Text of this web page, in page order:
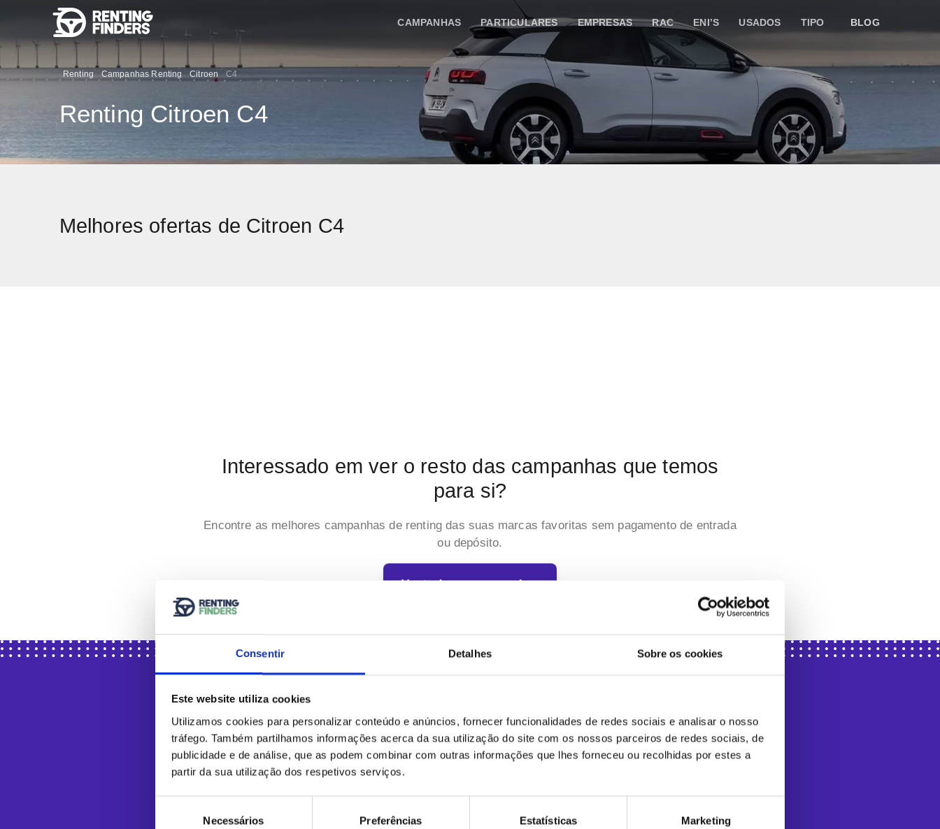
Consentir Detalhes Sobre os cookies
Este website utiliza cookies
Utilizamos cookies para personalizar conteúdo e anúncios, fornecer funcionalidades de redes sociais e analisar o nosso
tráfego. Também partilhamos informações acerca da sua utilização do site com os nossos parceiros de redes sociais, de
publicidade e de análise, que as podem combinar com outras informações que lhes forneceu ou recolhidas por estes a
partir da sua utilização dos respetivos serviços.
Necessários Preferências Estatísticas Marketing
CAMPANHAS PARTICULARES EMPRESAS RAC ENI’S USADOS TIPO BLOG
Renting Campanhas Renting Citroen C4
Renting Citroen C4
Melhores ofertas de Citroen C4
Interessado em ver o resto das campanhas que temos
para si?
Encontre as melhores campanhas de renting das suas marcas favoritas sem pagamento de entrada
ou depósito.
Ver todas as campanhas
Quer saber mais detalhes?
Completa o formulário e ligamos-te